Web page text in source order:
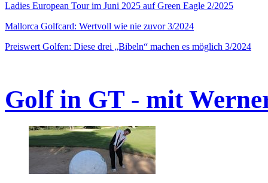
Ladies European Tour im Juni 2025 auf Green Eagle 2/2025
Mallorca Golfcard: Wertvoll wie nie zuvor 3/2024
Preiswert Golfen: Diese drei „Bibeln“ machen es möglich 3/2024
Golf in GT - mit